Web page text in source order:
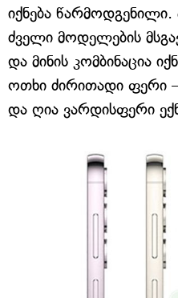
იქნება
ძველი მოდელების
და მინის კომბინაცია
ოთხი ძირითადი ფერი
და ღია ვარდისფერი